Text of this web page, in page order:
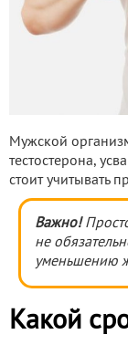
Мужской
тестостерона,
стоит учитывать
Важно!
не
уменьшению
Какой